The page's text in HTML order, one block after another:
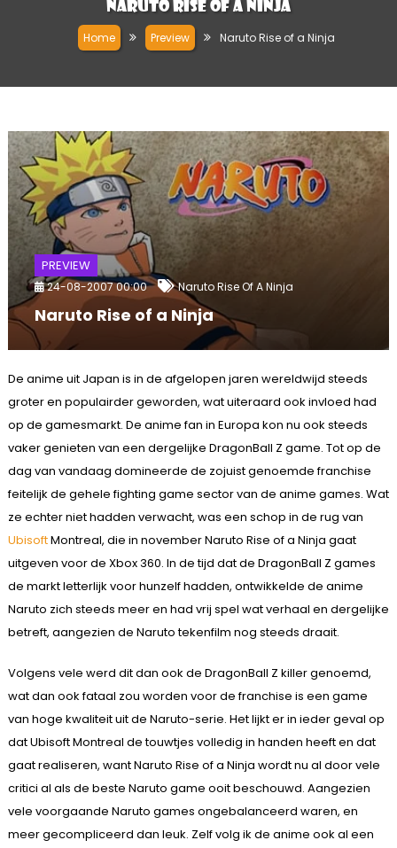
Naruto Rise of a Ninja
Home Preview Naruto Rise of a Ninja
PREVIEW
24-08-2007 00:00 Naruto Rise Of A Ninja
Naruto Rise of a Ninja
De anime uit Japan is in de afgelopen jaren wereldwijd steeds
groter en populairder geworden, wat uiteraard ook invloed had
op de gamesmarkt. De anime fan in Europa kon nu ook steeds
vaker genieten van een dergelijke DragonBall Z game. Tot op de
dag van vandaag domineerde de zojuist genoemde franchise
feitelijk de gehele fighting game sector van de anime games. Wat
ze echter niet hadden verwacht, was een schop in de rug van
UbisoftMontreal, die in november Naruto Rise of a Ninja gaat
uitgeven voor de Xbox 360. In de tijd dat de DragonBall Z games
de markt letterlijk voor hunzelf hadden, ontwikkelde de anime
Naruto zich steeds meer en had vrij spel wat verhaal en dergelijke
betreft, aangezien de Naruto tekenfilm nog steeds draait.
Volgens vele werd dit dan ook de DragonBall Z killer genoemd,
wat dan ook fataal zou worden voor de franchise is een game
van hoge kwaliteit uit de Naruto-serie. Het lijkt er in ieder geval op
dat Ubisoft Montreal de touwtjes volledig in handen heeft en dat
gaat realiseren, want Naruto Rise of a Ninja wordt nu al door vele
critici al als de beste Naruto game ooit beschouwd. Aangezien
vele voorgaande Naruto games ongebalanceerd waren, en
meer gecompliceerd dan leuk. Zelf volg ik de anime ook al een